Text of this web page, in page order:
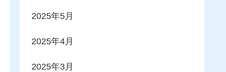
2025年5月
2025年4月
2025年3月